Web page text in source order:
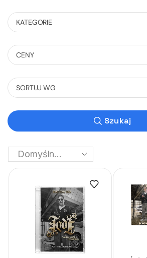
KATEGORIE
CENY
SORTUJ WG
Szukaj